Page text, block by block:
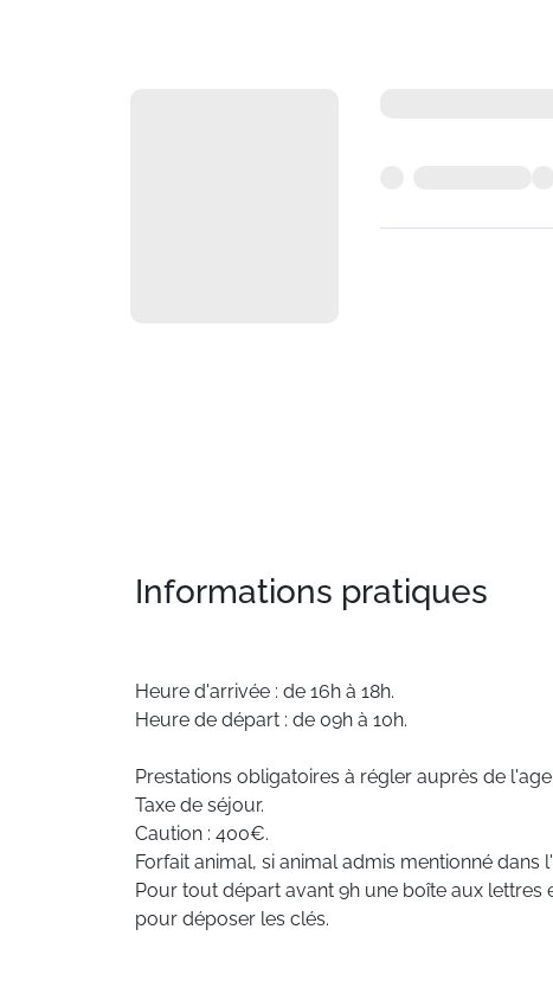
Informations pratiques
Heure d'arrivée : de 16h à 18h.
Heure de départ : de 09h à 10h.
Prestations obligatoires à régler auprès de
Taxe de séjour.
Caution : 400€.
Forfait animal, si animal admis mentionné dans
Pour tout départ avant 9h une boîte aux lettres
pour déposer les clés.